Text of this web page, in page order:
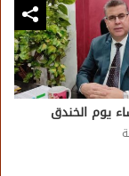
يوم الخندق